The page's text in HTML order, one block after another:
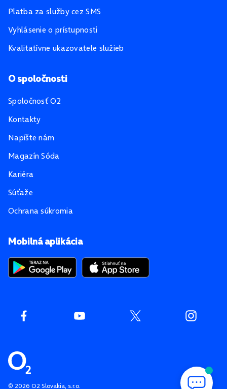
© 2026 O2 Slovakia, s.r.o.
Mobilná aplikácia
Platba za služby cez SMS
Vyhlásenie o prístupnosti
Kvalitatívne ukazovatele služieb
O spoločnosti
Spoločnosť O2
Kontakty
Napíšte nám
Magazín Sóda
Kariéra
Súťaže
Ochrana súkromia